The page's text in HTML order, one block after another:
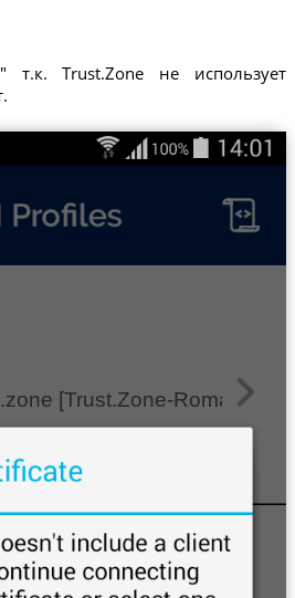
т.к. Trust.Zone не использует
[Trust.Zone-Romania]